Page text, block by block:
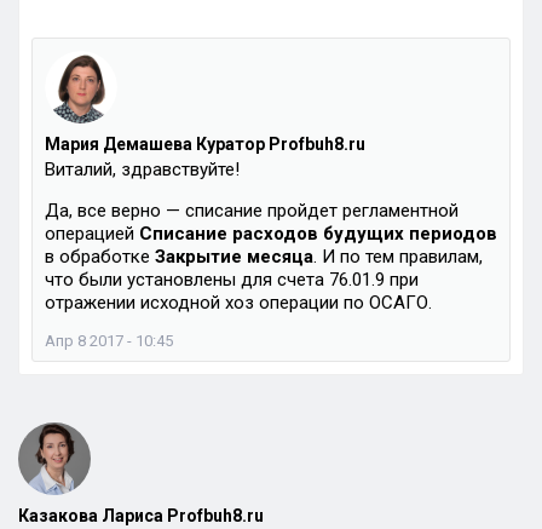
Мария Демашева Куратор Profbuh8.ru
Виталий, здравствуйте!
Да, все верно — списание пройдет регламентной
операцией Списание расходов будущих периодов
в обработке Закрытие месяца. И по тем правилам,
что были установлены для счета 76.01.9 при
отражении исходной хоз операции по ОСАГО.
Апр 8 2017 - 10:45
Казакова Лариса Profbuh8.ru